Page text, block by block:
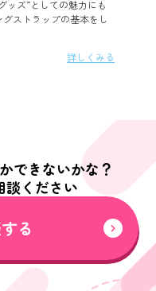
ッズ”としての魅力にも
ストラップの基本をし
詳しくみる
できないかな？
談ください
る